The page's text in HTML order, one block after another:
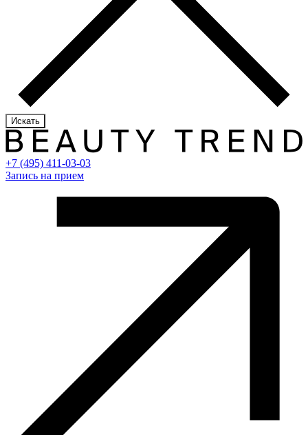
Искать
+7 (495) 411-03-03
Запись на прием